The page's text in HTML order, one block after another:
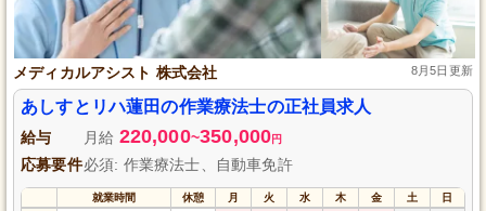
メディカルアシスト 株式会社 8月5日更新
あしすとリハ蓮田の作業療法士の正社員求人
給与 月給 220,000~350,000円
応募要件必須: 作業療法士、自動車免許
就業時間 休憩 月 火 水 木 金 土 日